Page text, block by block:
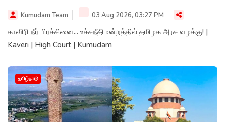
Kumudam Team 03 Aug 2026, 03:27 PM
காவிரி நீர் பிரச்சினை... உச்சநீதிமன்றத்தில் தமிழக அரசு வழக்கு! |
Kaveri | High Court | Kumudam
தமிழ்நாடு